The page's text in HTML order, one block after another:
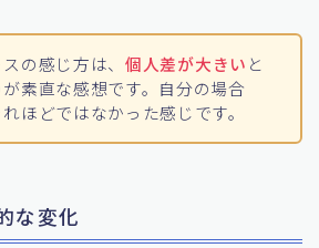
の感じ方は、 個人差が大きい と
素直な感想です。自分の場合
ほどではなかった感じです。
な変化